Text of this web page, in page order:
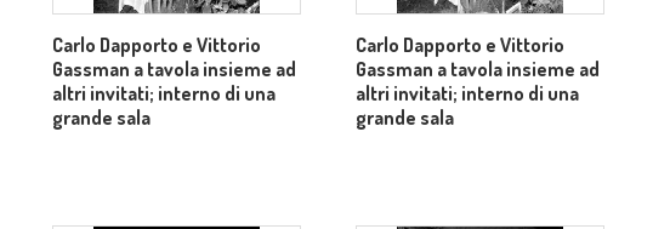
Carlo Dapporto e Vittorio
Gassman a tavola insieme ad
altri invitati; interno di una
grande sala
Carlo Dapporto e Vittorio
Gassman a tavola insieme ad
altri invitati; interno di una
grande sala